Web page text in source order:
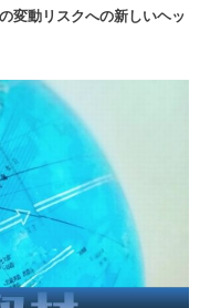
変動リスクへの新しいヘッ